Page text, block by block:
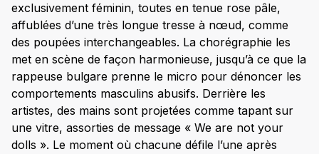
exclusivement féminin, toutes en tenue rose pâle,
affublées d’une très longue tresse à nœud, comme
des poupées interchangeables. La chorégraphie les
met en scène de façon harmonieuse, jusqu’à ce que la
rappeuse bulgare prenne le micro pour dénoncer les
comportements masculins abusifs. Derrière les
artistes, des mains sont projetées comme tapant sur
une vitre, assorties de message « We are not your
dolls ». Le moment où chacune défile l’une après